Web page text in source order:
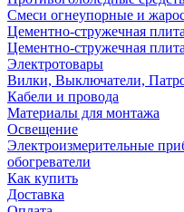
Смеси огнеупорные и
Цементно-стружечная
Цементно-стружечная плита
Электротовары
Вилки, Выключатели,
Кабели и провода
Материалы для монтажа
Освещение
Электроизмерительные
обогреватели
Как купить
Доставка